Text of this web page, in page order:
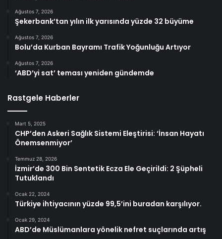
Ağustos 7, 2026
Şekerbank’tan yılın ilk yarısında yüzde 32 büyüme
Ağustos 7, 2026
Bolu’da Kurban Bayramı Trafik Yoğunluğu Artıyor
Ağustos 7, 2026
‘ABD’yi sat’ teması yeniden gündemde
Rastgele Haberler
Mart 5, 2025
CHP’den Askeri Sağlık Sistemi Eleştirisi: ‘İnsan Hayatı
Önemsenmiyor’
Temmuz 28, 2026
İzmir’de 300 Bin Sentetik Ecza Ele Geçirildi: 2 Şüpheli
Tutuklandı
Ocak 22, 2024
Türkiye ihtiyacının yüzde 99,5’ini buradan karşılıyor.
Ocak 29, 2024
ABD’de Müslümanlara yönelik nefret suçlarında artış